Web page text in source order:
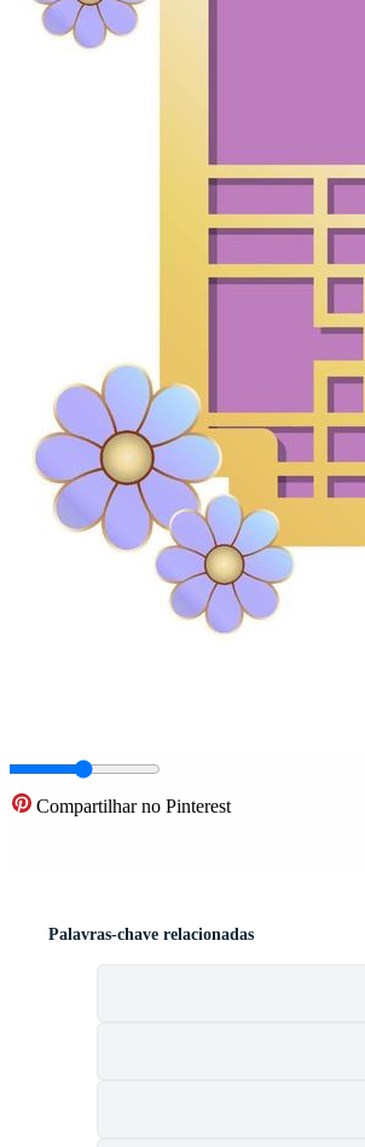
Compartilhar no Pinterest
Palavras-chave relacionadas